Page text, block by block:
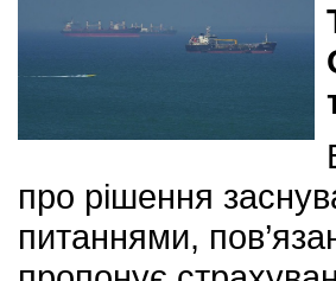
про рішення
питаннями,